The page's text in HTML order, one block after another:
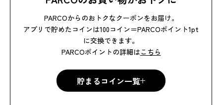
PARCOからのおトクなクーポンをお届け。
アプリで貯めたコインは100コイン＝PARCOポイント1pt
に交換できます。
PARCOポイントの詳細はこちら
貯まるコイン一覧
貯まるコイン一覧